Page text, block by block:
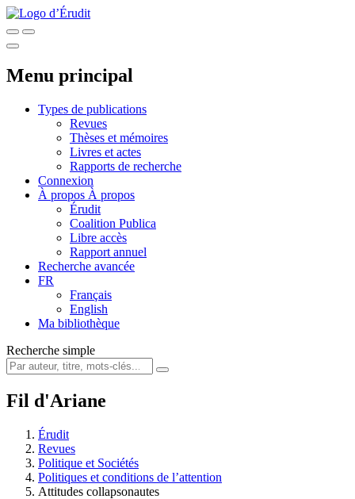
Menu principal
Types de publications
Revues
Thèses et mémoires
Livres et actes
Rapports de recherche
Connexion
À propos À propos
Érudit
Coalition Publica
Libre accès
Rapport annuel
Recherche avancée
FR
Français
English
Ma bibliothèque
Recherche simple
Fil d'Ariane
Érudit
Revues
Politique et Sociétés
Politiques et conditions de l’attention
Attitudes collapsonautes